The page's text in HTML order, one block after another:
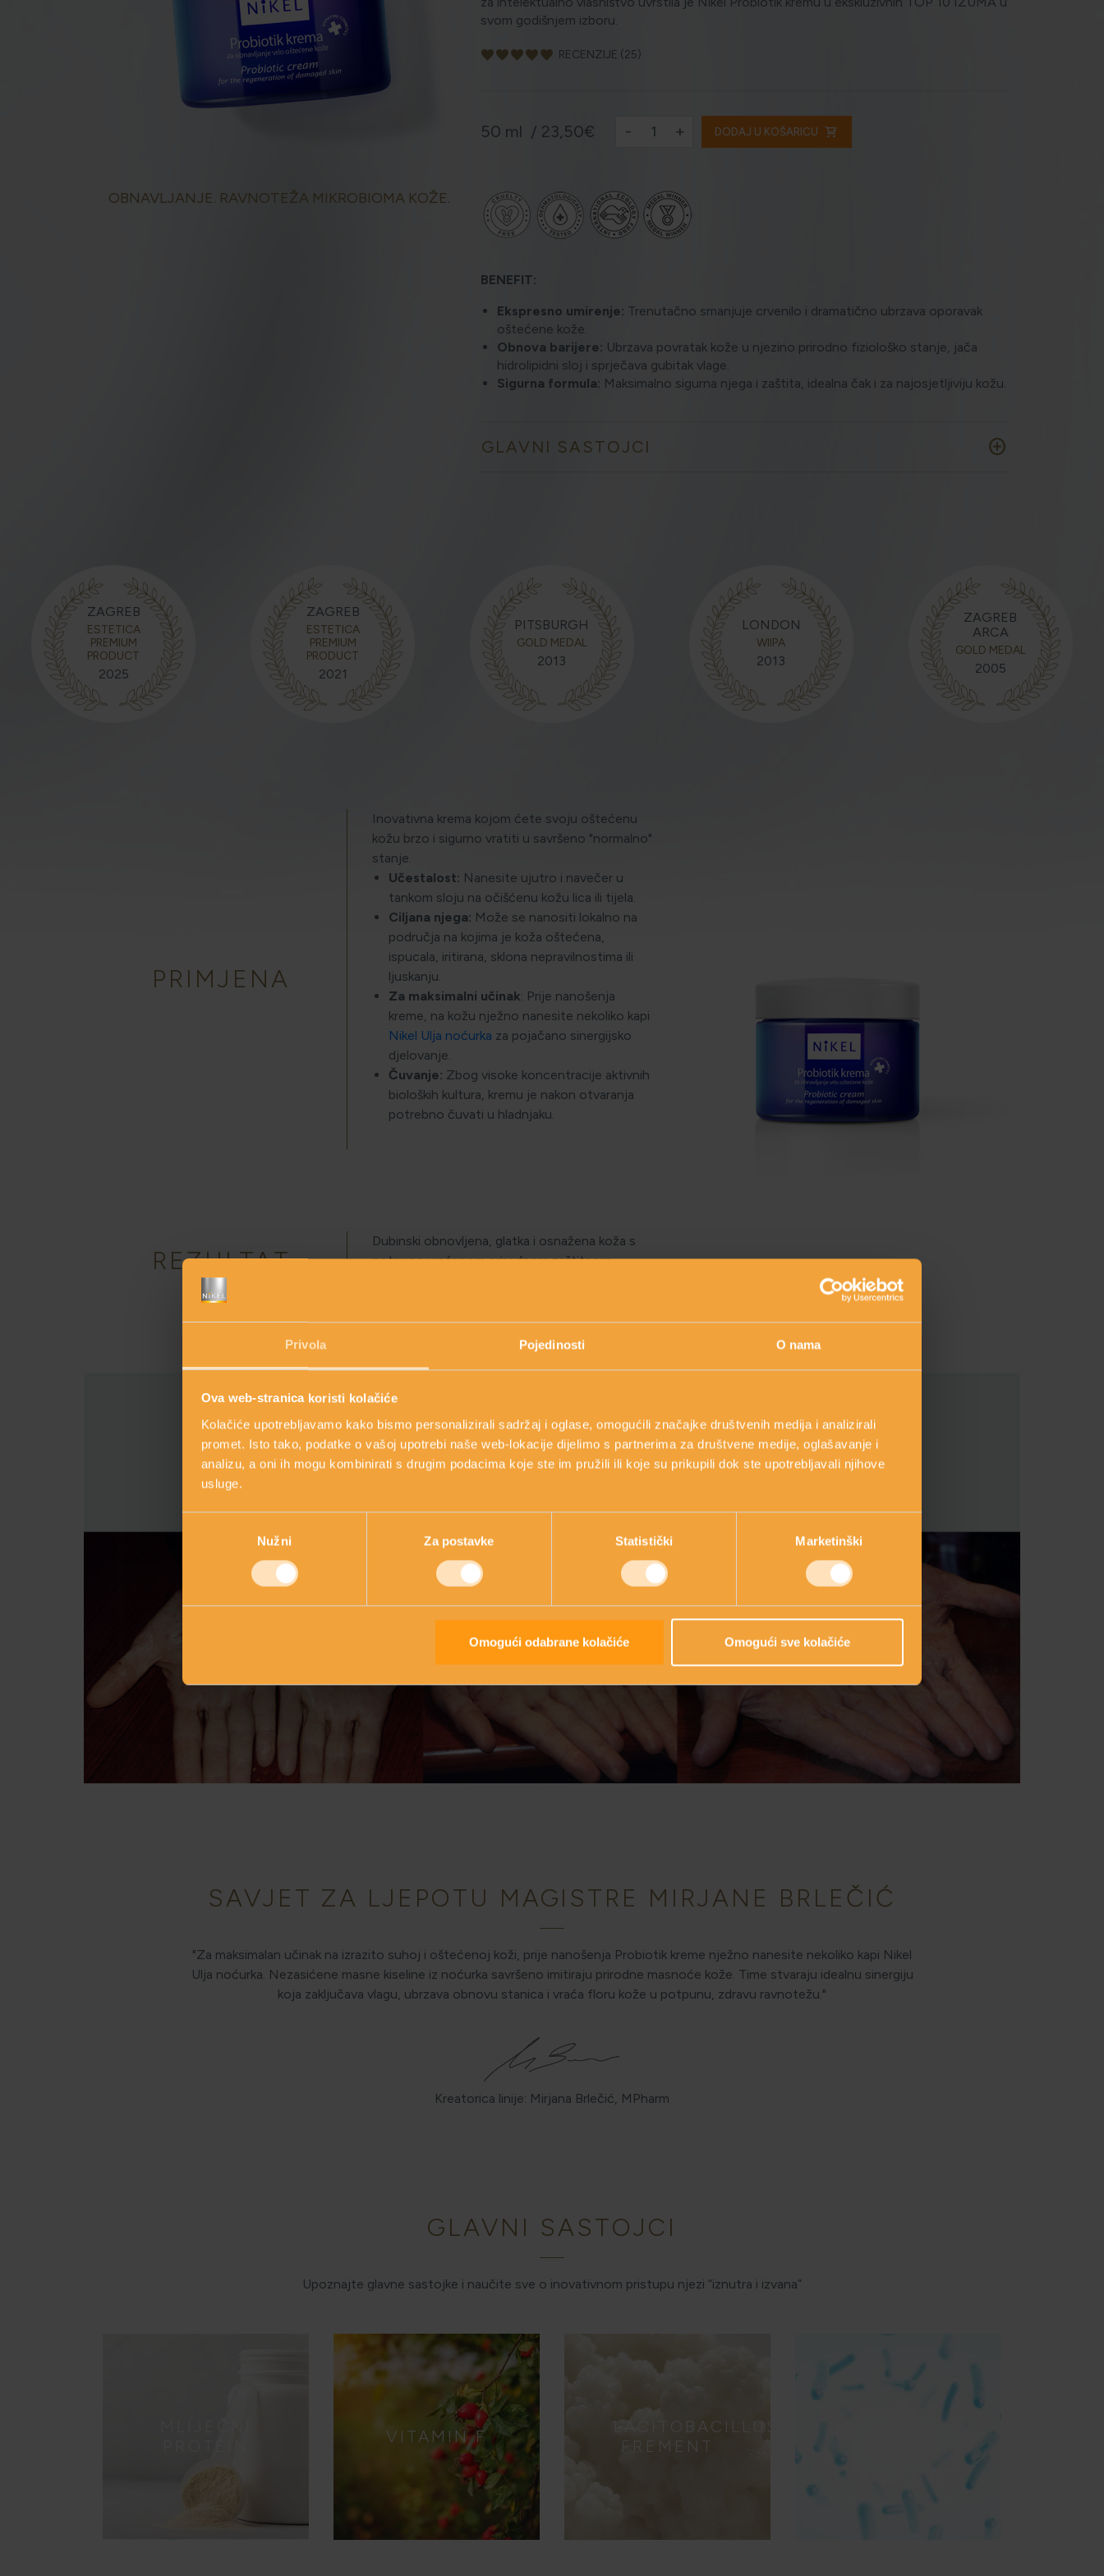
Privola Pojedinosti O nama
Ova web-stranica koristi kolačiće
Kolačiće upotrebljavamo kako bismo personalizirali sadržaj i oglase, omogućili značajke društvenih medija i analizirali
promet. Isto tako, podatke o vašoj upotrebi naše web-lokacije dijelimo s partnerima za društvene medije, oglašavanje i
analizu, a oni ih mogu kombinirati s drugim podacima koje ste im pružili ili koje su prikupili dok ste upotrebljavali njihove
usluge.
Nužni Za postavke Statistički Marketinški
Omogući odabrane kolačiće Omogući sve kolačiće
OBNAVLJANJE. RAVNOTEŽA MIKROBIOMA KOŽE.
svom godišnjem izboru.
favoritefavoritefavoritefavoritefavorite RECENZIJE (25)
50 ml / 23,50€ - + DODAJ U KOŠARICU shopping_cart
BENEFIT:
Ekspresno umirenje: Trenutačno smanjuje crvenilo i dramatično ubrzava oporavak
oštećene kože.
Obnova barijere: Ubrzava povratak kože u njezino prirodno fiziološko stanje, jača
hidrolipidni sloj i sprječava gubitak vlage.
Sigurna formula: Maksimalno sigurna njega i zaštita, idealna čak i za najosjetljiviju kožu.
GLAVNI SASTOJCI add_circle
ZAGREB
ESTETICA
PREMIUM
PRODUCT
2025
ZAGREB
ESTETICA
PREMIUM
PRODUCT
2021
PITSBURGH
GOLD MEDAL
2013
LONDON
WIIPA
2013
ZAGREB
ARCA
GOLD MEDAL
2005
PRIMJENA
Inovativna krema kojom ćete svoju oštećenu
kožu brzo i sigurno vratiti u savršeno "normalno"
stanje.
Učestalost: Nanesite ujutro i navečer u
tankom sloju na očišćenu kožu lica ili tijela.
Ciljana njega: Može se nanositi lokalno na
područja na kojima je koža oštećena,
ispucala, iritirana, sklona nepravilnostima ili
ljuskanju.
Za maksimalni učinak: Prije nanošenja
kreme, na kožu nježno nanesite nekoliko kapi
Nikel Ulja noćurka za pojačano sinergijsko
djelovanje.
Čuvanje: Zbog visoke koncentracije aktivnih
bioloških kultura, kremu je nakon otvaranja
potrebno čuvati u hladnjaku.
REZULTAT
Dubinski obnovljena, glatka i osnažena koža s
potpuno vraćenom prirodnom zaštitnom
SAVJET ZA LJEPOTU MAGISTRE MIRJANE BRLEČIĆ
"Za maksimalan učinak na izrazito suhoj i oštećenoj koži, prije nanošenja Probiotik kreme nježno nanesite nekoliko kapi Nikel
Ulja noćurka. Nezasićene masne kiseline iz noćurka savršeno imitiraju prirodne masnoće kože. Time stvaraju idealnu sinergiju
koja zaključava vlagu, ubrzava obnovu stanica i vraća floru kože u potpunu, zdravu ravnotežu."
Kreatorica linije: Mirjana Brlečić, MPharm
GLAVNI SASTOJCI
Upoznajte glavne sastojke i naučite sve o inovativnom pristupu njezi “iznutra i izvana”
VITAMIN F
LACITOBACILLUS
FREMENT